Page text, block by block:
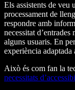
Els assistents de veu
processament de
respondre amb
necessitat
alguns usuaris. En
experiència adaptada
Això és com fan la
necessitats